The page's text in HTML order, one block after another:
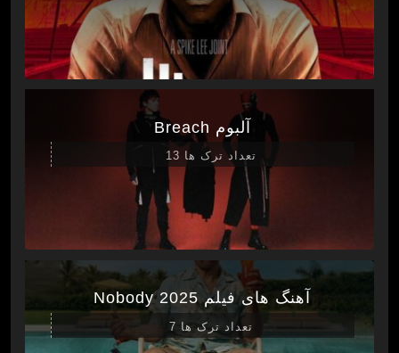
آلبوم Breach
تعداد ترک ها 13
آهنگ های فیلم Nobody 2025
تعداد ترک ها 7